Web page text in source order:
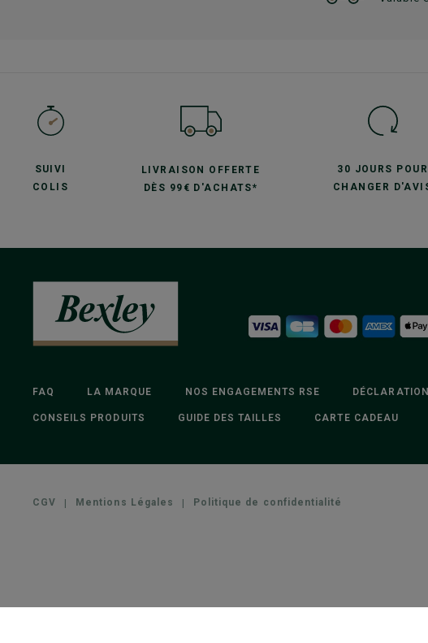
SUIVI
COLIS
LIVRAISON OFFERTE
DÈS 99€ D'ACHATS*
30 JOURS POUR
CHANGER
FAQ LA MARQUE NOS ENGAGEMENTS RSE
CONSEILS PRODUITS GUIDE DES TAILLES CARTE CADEAU
CGV | Mentions Légales | Politique de confidentialité